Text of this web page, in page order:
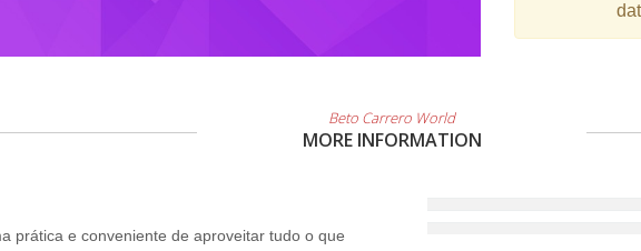
2
9
Beto Carrero World
MORE INFORMATION
prática e conveniente de aproveitar tudo o que